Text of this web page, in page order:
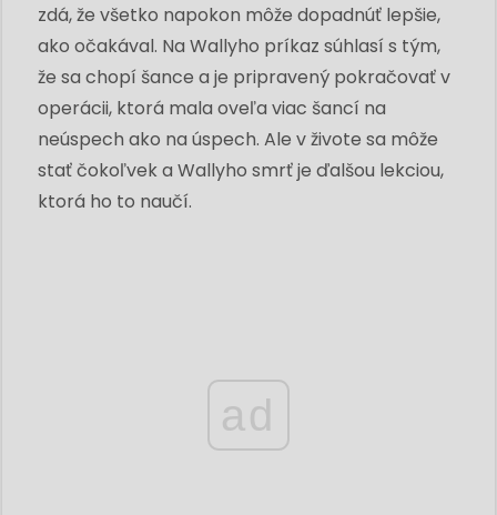
zdá, že všetko napokon môže dopadnúť lepšie,
ako očakával. Na Wallyho príkaz súhlasí s tým,
že sa chopí šance a je pripravený pokračovať v
operácii, ktorá mala oveľa viac šancí na
neúspech ako na úspech. Ale v živote sa môže
stať čokoľvek a Wallyho smrť je ďalšou lekciou,
ktorá ho to naučí.
ad